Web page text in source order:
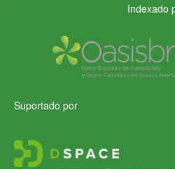
Indexado
Suportado por